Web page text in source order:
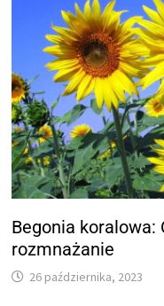
Begonia koralowa:
rozmnażanie
26 października, 2023